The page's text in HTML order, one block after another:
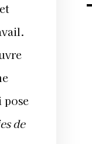
pose
de